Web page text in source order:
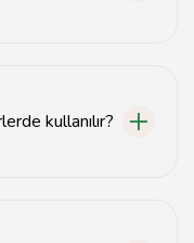
kullanılır?